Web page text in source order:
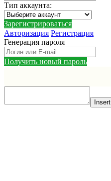
Тип аккаунта:
Зарегистрироваться
Авторизация Регистрация
Генерация пароля
Получить новый пароль
Insert